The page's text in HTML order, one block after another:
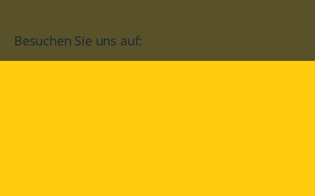
Besuchen Sie uns auf: